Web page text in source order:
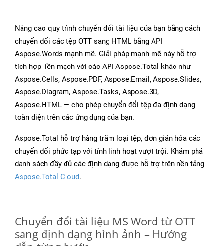
Nâng cao quy trình chuyển đổi tài liệu của bạn bằng cách
chuyển đổi các tệp OTT sang HTML bằng API
Aspose.Words mạnh mẽ. Giải pháp mạnh mẽ này hỗ trợ
tích hợp liền mạch với các API Aspose.Total khác như
Aspose.Cells, Aspose.PDF, Aspose.Email, Aspose.Slides,
Aspose.Diagram, Aspose.Tasks, Aspose.3D,
Aspose.HTML — cho phép chuyển đổi tệp đa định dạng
toàn diện trên các ứng dụng của bạn.
Aspose.Total hỗ trợ hàng trăm loại tệp, đơn giản hóa các
chuyển đổi phức tạp với tính linh hoạt vượt trội. Khám phá
danh sách đầy đủ các định dạng được hỗ trợ trên nền tảng
Aspose.Total Cloud.
Chuyển đổi tài liệu MS Word từ OTT
sang định dạng hình ảnh – Hướng